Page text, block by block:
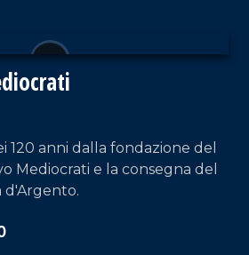
120 anni dalla fondazione del
Mediocrati e la consegna del
d'Argento.